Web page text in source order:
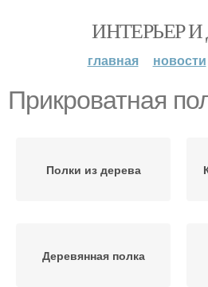
ИНТЕРЬЕР И
главная новости
Прикроватная
Полки из дерева
Деревянная полка